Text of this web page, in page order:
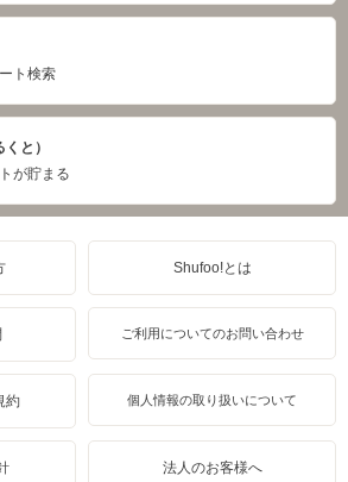
ト検索
と）
が貯まる
Shufoo!とは
ご利用についてのお問い合わせ
約 個人情報の取り扱いについて
法人のお客様へ